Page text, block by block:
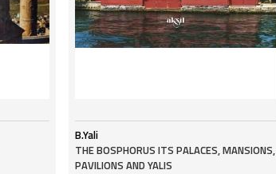
B.Yali
THE BOSPHORUS ITS PALACES, MANSIONS,
PAVILIONS AND YALIS